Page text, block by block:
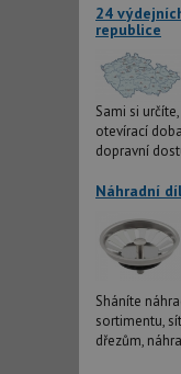
24
republice
Sami si
otevírací
dopravní
Náhradní
Sháníte
sortimentu,
dřezům,